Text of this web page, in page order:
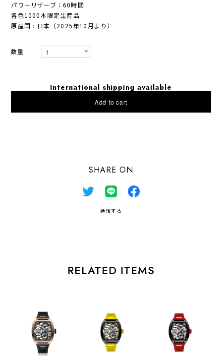
パワーリザーブ：60時間
各色1000本限定生産品
原産国 : 日本（2025年10月より）
数量
International shipping available
Add to cart
SHARE ON
通報する
RELATED ITEMS